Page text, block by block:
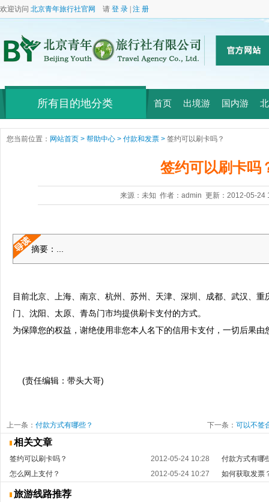
欢迎访问 北京青年旅行社官网 请 登 录 注 册
所有目的地分类 首页 出境游 国内游
您当前位置： 网站首页 > 帮助中心 > 付款和发票 > 签约可以刷卡吗？
签约可以刷卡吗
来源：未知 作者：admin 更新：2012-05-24
摘要：...
目前北京、上海、南京、杭州、苏州、天津、深圳、成都、武汉、
门、沈阳、太原、青岛门市均提供刷卡支付的方式。
为保障您的权益，谢绝使用非您本人名下的信用卡支付，一切后果由
(责任编辑：带头大哥)
上一条： 付款方式有哪些？ 下一条： 可以不签
相关文章
签约可以刷卡吗？ 2012-05-24 10:28
付款方式有哪
怎么网上支付？
2012-05-24 10:27 如何获取发票
旅游线路推荐